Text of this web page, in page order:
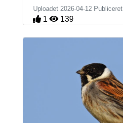
Uploadet 2026-04-12 Publiceret
1 139